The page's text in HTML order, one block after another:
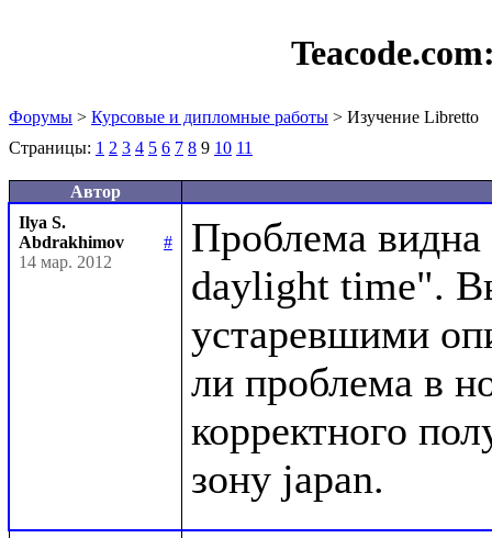
Форумы > Курсовые и дипломные работы > Изучение Libretto
Страницы: 1 2 3 4 5 6 7 8 9 10 11
Автор
Ilya S.
Abdrakhimov
#
14 мар. 2012
Проблема
daylight time".
устаревшими
ли проблема в
корректного